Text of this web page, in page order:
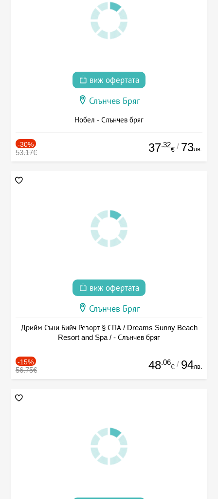
виж офертата
Слънчев Бряг
Нобел - Слънчев бряг
-30%
53.17€ 37.32
€ / 73лв.
виж офертата
Слънчев Бряг
Дрийм Съни Бийч Резорт § СПА / Dreams Sunny Beach
Resort and Spa / - Слънчев бряг
-15%
56.75€ 48.06
€ / 94лв.